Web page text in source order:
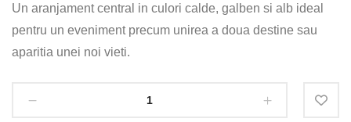
Un aranjament central in culori calde, galben si alb ideal
pentru un eveniment precum unirea a doua destine sau
aparitia unei noi vieti.